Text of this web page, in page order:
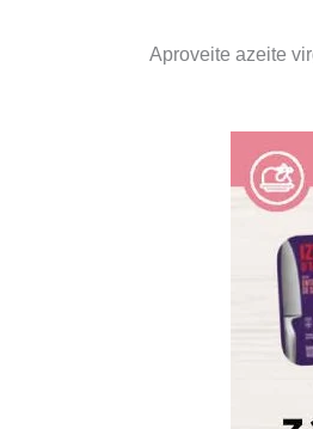
Aproveite azeite